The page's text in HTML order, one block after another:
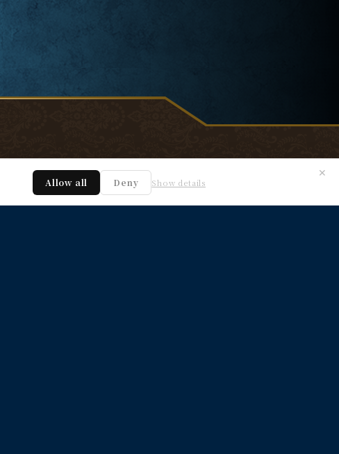
Allow all Deny Show details
✕